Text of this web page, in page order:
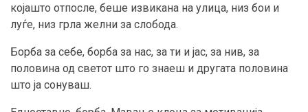
којашто отпосле, беше извикана на улица, низ бои и
луѓе, низ грла желни за слобода.
Борба за себе, борба за нас, за ти и јас, за нив, за
половина од светот што го знаеш и другата половина
што ја сонуваш.